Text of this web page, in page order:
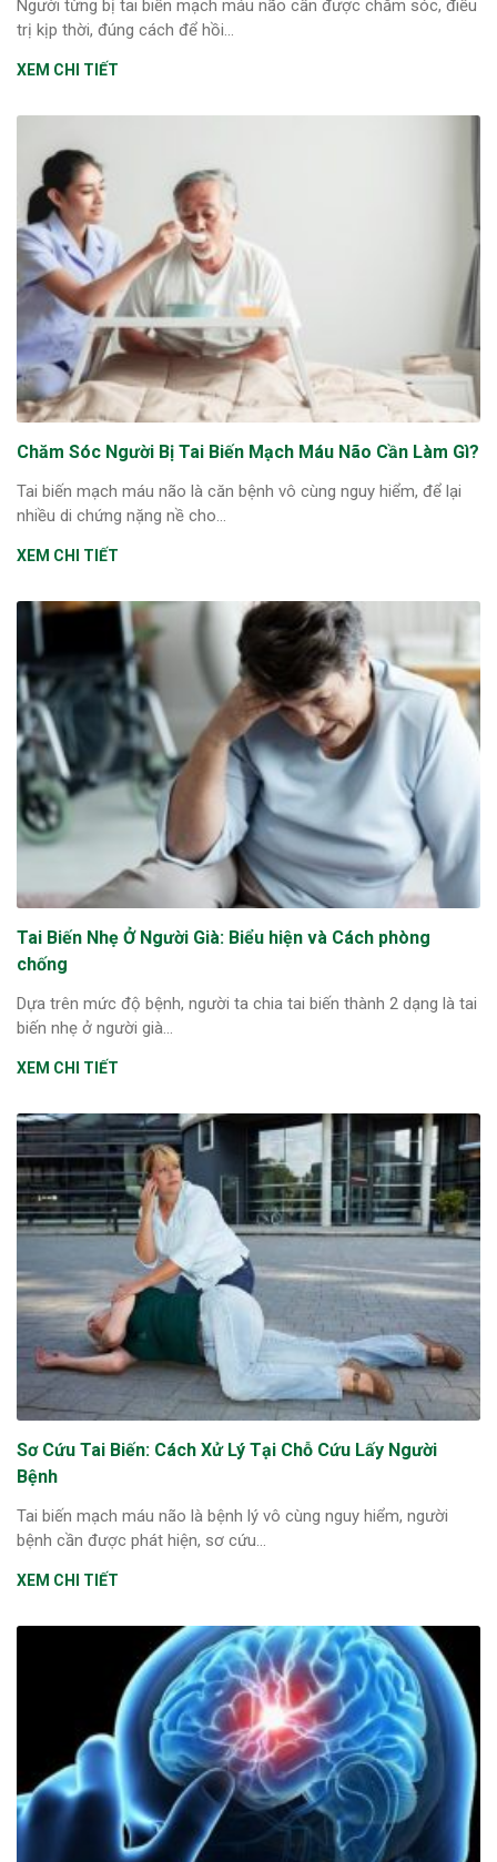
Sau Sinh Có Tự Khỏi
Thông Tin Cần Biết
sau sinh là tình trạng viêm da
phổ biến, khiến đôi bàn tay,
của chị em trở nên khô...
Người từng bị tai biến mạch máu não cần được chăm sóc, điều
trị kịp thời, đúng cách để hồi...
XEM CHI TIẾT
Chăm Sóc Người Bị Tai Biến Mạch Máu Não Cần Làm Gì?
Tai biến mạch máu não là căn bệnh vô cùng nguy hiểm, để lại
nhiều di chứng nặng nề cho...
XEM CHI TIẾT
Tai Biến Nhẹ Ở Người Già: Biểu hiện và Cách phòng
chống
Dựa trên mức độ bệnh, người ta chia tai biến thành 2 dạng là tai
biến nhẹ ở người già...
XEM CHI TIẾT
Sơ Cứu Tai Biến: Cách Xử Lý Tại Chỗ Cứu Lấy Người
Bệnh
Tai biến mạch máu não là bệnh lý vô cùng nguy hiểm, người
bệnh cần được phát hiện, sơ cứu...
XEM CHI TIẾT